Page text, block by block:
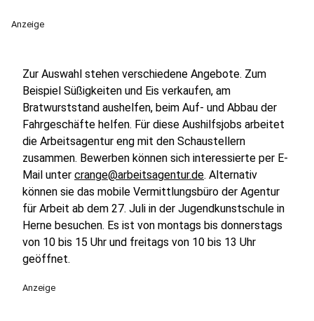
Anzeige
Zur Auswahl stehen verschiedene Angebote. Zum
Beispiel Süßigkeiten und Eis verkaufen, am
Bratwurststand aushelfen, beim Auf- und Abbau der
Fahrgeschäfte helfen. Für diese Aushilfsjobs arbeitet
die Arbeitsagentur eng mit den Schaustellern
zusammen. Bewerben können sich interessierte per E-
Mail unter crange@arbeitsagentur.de. Alternativ
können sie das mobile Vermittlungsbüro der Agentur
für Arbeit ab dem 27. Juli in der Jugendkunstschule in
Herne besuchen. Es ist von montags bis donnerstags
von 10 bis 15 Uhr und freitags von 10 bis 13 Uhr
geöffnet.
Anzeige